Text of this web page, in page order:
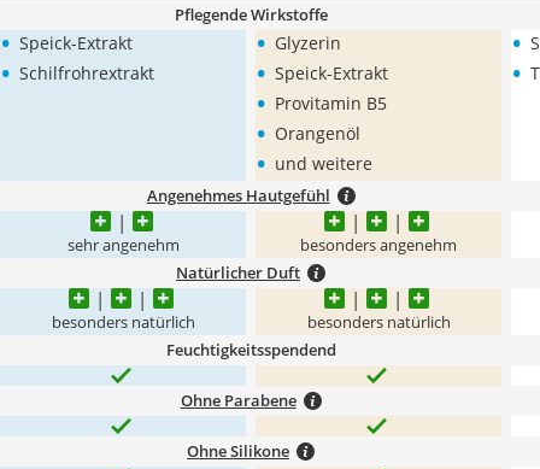
Pflegende Wirkstoffe
• Speick-Extrakt
• Schilfrohrextrakt
• Glyzerin
• Speick-Extrakt
• Provitamin B5
• Orangenöl
• und weitere
•
•
Angenehmes Hautgefühl
sehr angenehm besonders angenehm
Natürlicher Duft
besonders natürlich besonders natürlich
Feuchtigkeitsspendend
Ohne Parabene
Ohne Silikone